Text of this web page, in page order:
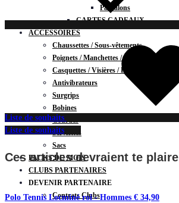
Pantalons
CARTES CADEAUX
ACCESSOIRES
Chaussettes / Sous-vêtements
Poignets / Manchettes / Gants
Casquettes / Visières / Bandeaux
Antivibrateurs
Surgrips
Bobines
Gourdes
Serviettes
Sacs
PACKS DU MOIS
CLUBS PARTENAIRES
DEVENIR PARTENAIRE
Contrats Clubs
Liste de souhaits
Liste de souhaits
Ces articles devraient te plaire
Polo Tennis Locminé roi - Hommes € 34,90